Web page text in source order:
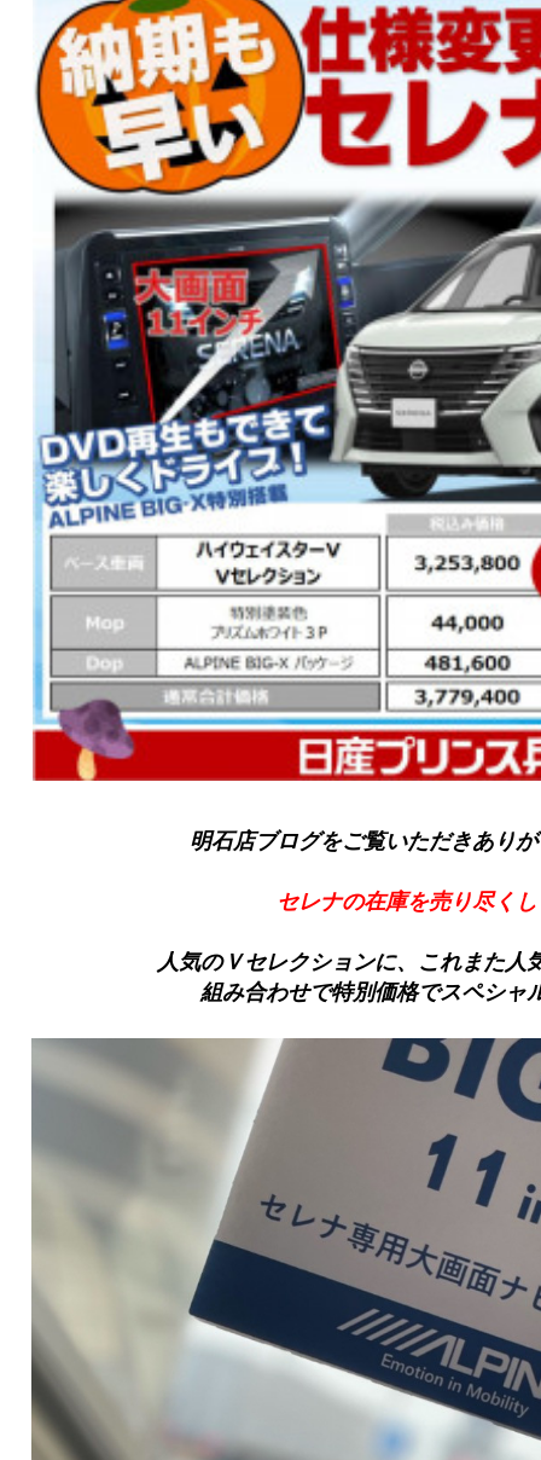
明石店ブログをご覧いただきあり
セレナの在庫を売り尽く
人気のＶセレクションに、これまた人
組み合わせで特別価格でスペシャ